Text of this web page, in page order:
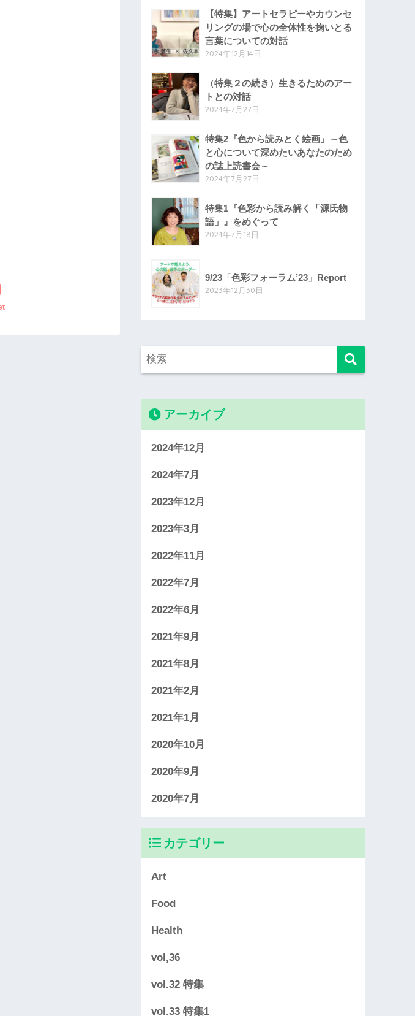
【特集】アートセラピーやカウンセ
リングの場で心の全体性を掬いとる
言葉についての対話
2024年12月14日
（特集２の続き）生きるためのアー
トとの対話
2024年7月27日
特集2『色から読みとく絵画』～色
と心について深めたいあなたのため
の誌上読書会～
2024年7月27日
特集1『色彩から読み解く「源氏物
語」』をめぐって
2024年7月18日
9/23「色彩フォーラム’23」Report
2023年12月30日
アーカイブ
2024年12月
2024年7月
2023年12月
2023年3月
2022年11月
2022年7月
2022年6月
2021年9月
2021年8月
2021年2月
2021年1月
2020年10月
2020年9月
2020年7月
カテゴリー
Art
Food
Health
vol,36
vol.32 特集
vol.33 特集1